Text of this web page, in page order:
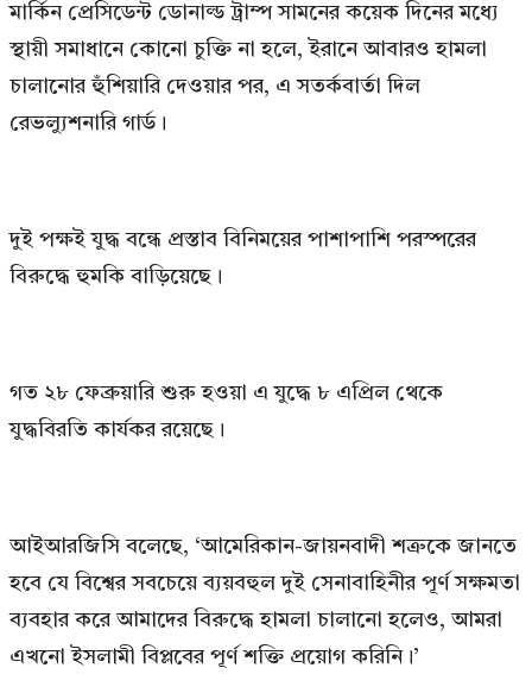
মার্কিন প্রেসিডেন্ট ডোনাল্ড ট্রাম্প সামনের কয়েক দিনের মধ্যে
স্থায়ী সমাধানে কোনো চুক্তি না হলে, ইরানে আবারও হামলা
চালানোর হুঁশিয়ারি দেওয়ার পর, এ সতর্কবার্তা দিল
রেভল্যুশনারি গার্ড।
দুই পক্ষই যুদ্ধ বন্ধে প্রস্তাব বিনিময়ের পাশাপাশি পরস্পরের
বিরুদ্ধে হুমকি বাড়িয়েছে।
গত ২৮ ফেব্রুয়ারি শুরু হওয়া এ যুদ্ধে ৮ এপ্রিল থেকে
যুদ্ধবিরতি কার্যকর রয়েছে।
আইআরজিসি বলেছে, ‘আমেরিকান-জায়নবাদী শত্রুকে জানতে
হবে যে বিশ্বের সবচেয়ে ব্যয়বহুল দুই সেনাবাহিনীর পূর্ণ সক্ষমতা
ব্যবহার করে আমাদের বিরুদ্ধে হামলা চালানো হলেও, আমরা
এখনো ইসলামী বিপ্লবের পূর্ণ শক্তি প্রয়োগ করিনি।’